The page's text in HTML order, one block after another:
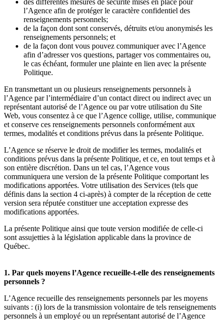
l’Agence afin de protéger le caractère confidentiel des
renseignements personnels;
de la façon dont sont conservés, détruits et/ou anonymisés les
renseignements personnels; et
de la façon dont vous pouvez communiquer avec l’Agence
afin d’adresser vos questions, partager vos commentaires ou,
le cas échéant, formuler une plainte en lien avec la présente
Politique.
En transmettant un ou plusieurs renseignements personnels à
l’Agence par l’intermédiaire d’un contact direct ou indirect avec un
représentant autorisé de l’Agence ou par votre utilisation du Site
Web, vous consentez à ce que l’Agence collige, utilise, communique
et conserve ces renseignements personnels conformément aux
termes, modalités et conditions prévus dans la présente Politique.
L’Agence se réserve le droit de modifier les termes, modalités et
conditions prévus dans la présente Politique, et ce, en tout temps et à
son entière discrétion. Dans un tel cas, l’Agence vous
communiquera une version de la présente Politique comportant les
modifications apportées. Votre utilisation des Services (tels que
définis dans la section 4 ci-après) à compter de la réception de cette
version sera réputée constituer une acceptation expresse des
modifications apportées.
La présente Politique ainsi que toute version modifiée de celle-ci
sont assujetties à la législation applicable dans la province de
Québec.
1. Par quels moyens l’Agence recueille-t-elle des renseignements
personnels ?
L’Agence recueille des renseignements personnels par les moyens
suivants : (i) lors de la transmission volontaire de tels renseignements
personnels à un employé ou un représentant autorisé de l’Agence